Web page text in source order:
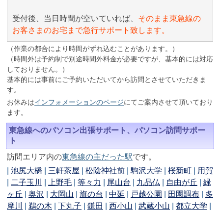
受付後、当日時間が空いていれば、 そのまま東急線の
お客さまのお宅まで急行サポート致します。
（作業の都合により時間がずれ込むことがあります。）
（時間外は予約制で別途時間外料金が必要ですが、基本的には対応
しておりません。）
基本的には事前にご予約いただいてから訪問とさせていただきま
す。
お休みはインフォメーションのページにてご案内させて頂いており
ます。
東急線へのパソコン出張サポート、パソコン訪問サポー
ト
訪問エリア内の東急線の主だった駅です。
池尻大橋 三軒茶屋 松陰神社前 |駒沢大学 桜新町
用賀
二子玉川 上野毛 等々力 尾山台 九品仏 自由が丘
緑
ヶ丘
奥沢 大岡山 旗の台 中延 戸越公園 田園調布
多
摩川
鵜の木 下丸子 鎌田 西小山 武蔵小山 都立大学